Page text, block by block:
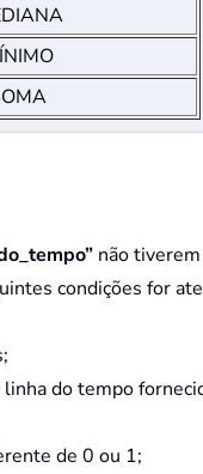
não
condições for
do tempo
de 0 ou 1;